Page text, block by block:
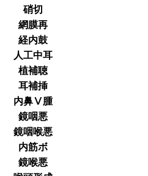
硝切
網膜再
経内鼓
人工中耳
植補聴
耳補挿
内鼻Ⅴ腫
鏡咽悪
鏡咽喉悪
内筋ボ
鏡喉悪